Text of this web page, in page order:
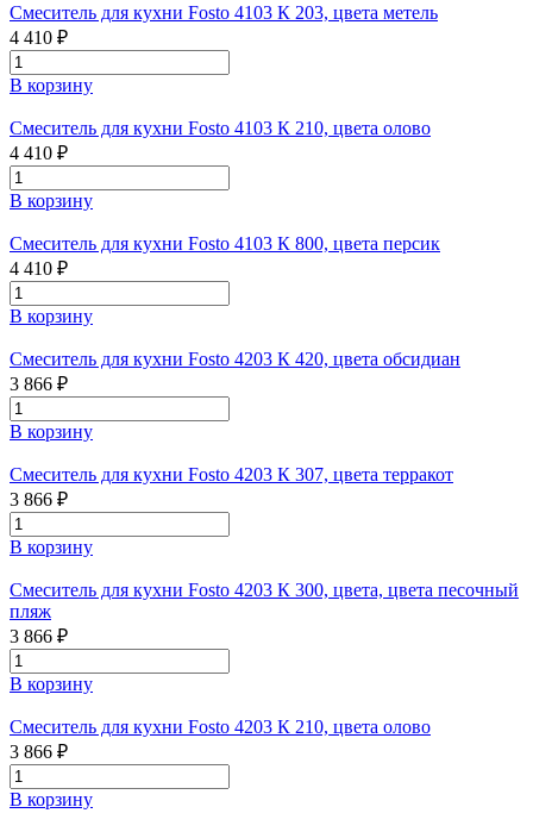
Смеситель для кухни Fosto 4103 К 203, цвета метель
4 410 ₽
В корзину
Смеситель для кухни Fosto 4103 К 210, цвета олово
4 410 ₽
В корзину
Смеситель для кухни Fosto 4103 К 800, цвета персик
4 410 ₽
В корзину
Смеситель для кухни Fosto 4203 К 420, цвета обсидиан
3 866 ₽
В корзину
Смеситель для кухни Fosto 4203 К 307, цвета терракот
3 866 ₽
В корзину
Смеситель для кухни Fosto 4203 К 300, цвета, цвета песочный
пляж
3 866 ₽
В корзину
Смеситель для кухни Fosto 4203 К 210, цвета олово
3 866 ₽
В корзину